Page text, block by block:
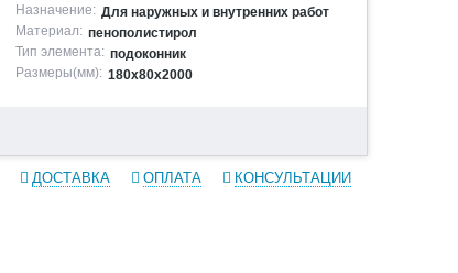
Назначение: Для наружных и внутренних работ
Материал: пенополистирол
Тип элемента: подоконник
Размеры(мм): 180х80х2000
ДОСТАВКА ОПЛАТА КОНСУЛЬТАЦИИ